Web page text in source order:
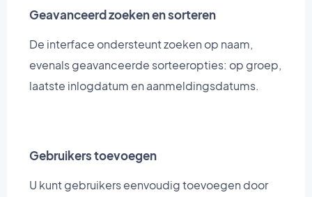
Geavanceerd zoeken en sorteren
De interface ondersteunt zoeken op naam,
evenals geavanceerde sorteeropties: op groep,
laatste inlogdatum en aanmeldingsdatums.
Gebruikers toevoegen
U kunt gebruikers eenvoudig toevoegen door